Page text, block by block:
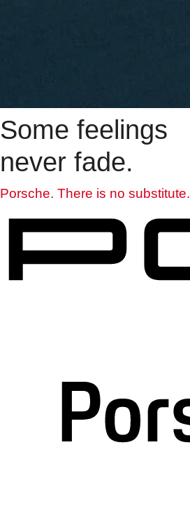
Some feelings
never fade.
Porsche. There is no substitute.